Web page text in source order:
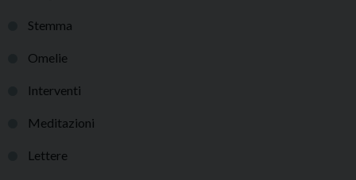
Stemma
Omelie
Interventi
Meditazioni
Lettere